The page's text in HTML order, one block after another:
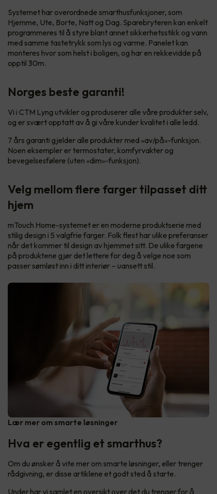
Systemet har overordnede smarthusfunksjoner, som
Hjemme, Ute, Borte, Natt og Dag. Sparebryteren kan enkelt
programmeres til å styre blant annet sikkerhetsstikk og vann
med samme tastetrykk som lys og varme. Panelet kan
monteres hvor som helst i boligen, og har en rekkevidde på
opptil 30m.
Norges beste garanti!
Vi i CTM Lyng utvikler og produserer alle våre produkter selv,
og er svært opptatt av å gi våre kunder kvalitet i alle ledd.
7 års garanti gjelder alle produkter med «av/på»-funksjon.
Noen eksempler er termostater, komfyrvakter og
bevegelsesfølere (uten «dim»-funksjon).
Velg mellom flere farger tilpasset ditt
hjem
mTouch Home-systemet er en moderne produktserie med
stilig design i 5 valgfrie farger. Folk flest har ulike preferanser
når det kommer til design av hjemmet sitt. De ulike fargene
på produktene gjør det lettere for deg å velge noe som
passer sømløst inn i ditt interiør – uansett stil.
Lær mer om smarte løsninger
Hva er egentlig et smarthus?
Om du ønsker å vite mer om smarte løsninger, eller trenger
rådgivning, er disse artiklene et godt sted å starte.
Under har vi samlet en oversikt over det du trenger for å